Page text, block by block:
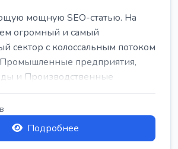
мощную SEO-статью. На
огромный и самый
сектор с колоссальным потоком
предприятия,
и Производственные
Подробнее